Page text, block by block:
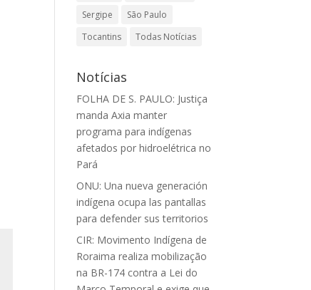
Sergipe
São Paulo
Tocantins
Todas Notícias
Notícias
FOLHA DE S. PAULO: Justiça
manda Axia manter
programa para indígenas
afetados por hidroelétrica no
Pará
ONU: Una nueva generación
indígena ocupa las pantallas
para defender sus territorios
CIR: Movimento Indígena de
Roraima realiza mobilização
na BR-174 contra a Lei do